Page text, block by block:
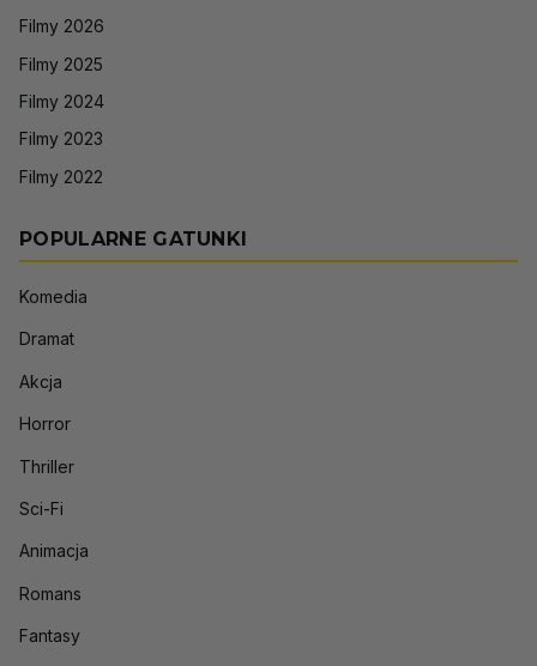
Filmy 2026
Filmy 2025
Filmy 2024
Filmy 2023
Filmy 2022
POPULARNE GATUNKI
Komedia
Dramat
Akcja
Horror
Thriller
Sci-Fi
Animacja
Romans
Fantasy